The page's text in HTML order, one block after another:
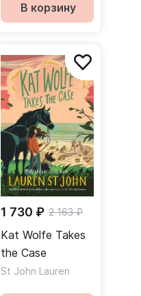
В корзину
1 730 ₽ 2 163 ₽
Kat Wolfe Takes
the Case
St John Lauren